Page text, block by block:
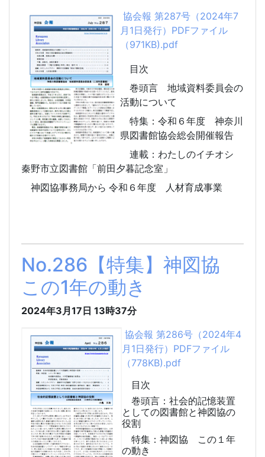
協会報 第287号（2024年7
月1日発行）PDFファイル
（971KB).pdf
目次
巻頭言 地域資料委員会の
活動について
特集：令和６年度 神奈川
県図書館協会総会開催報告
連載：わたしのイチオシ
秦野市立図書館「前田夕暮記念室」
神図協事務局から 令和６年度 人材育成事業
No.286【特集】神図協
この1年の動き
2024年3月17日 13時37分
協会報 第286号（2024年4
月1日発行）PDFファイル
（778KB).pdf
目次
巻頭言：社会的記憶装置
としての図書館と神図協の
役割
特集：神図協 この１年
の動き